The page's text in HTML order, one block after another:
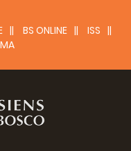
aime sans limites », a
pardon et tous ont la
BS ONLINE
ISS